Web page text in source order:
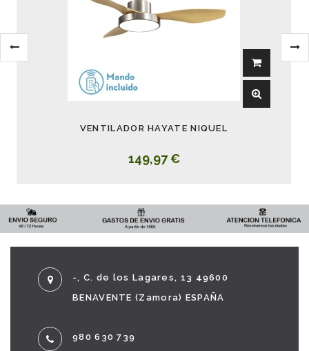
VENTILADOR HAYATE NIQUEL
149,97 €
-, C. de los Lagares, 13 49600
BENAVENTE (Zamora) ESPAÑA
980 630 739